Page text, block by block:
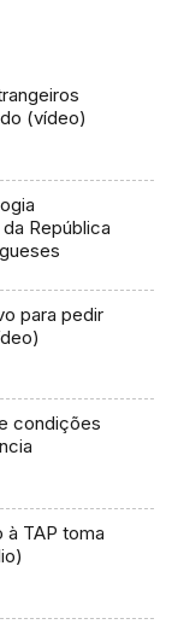
(vídeo)
República
para pedir
condições
à TAP toma